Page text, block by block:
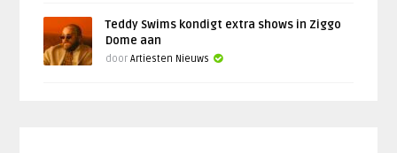
Teddy Swims kondigt extra shows in Ziggo
Dome aan
doorArtiesten Nieuws